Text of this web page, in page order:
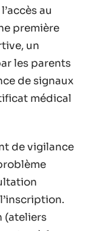
au
première
un
les parents
de signaux
médical
de vigilance
(ateliers